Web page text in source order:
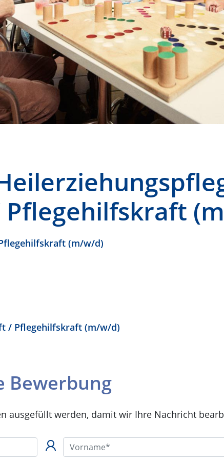
(m/w/d)
/ Pflegehilfskraft (m/w/d)
Bewerbung
ausgefüllt werden, damit wir Ihre Nachricht
Vorname*: